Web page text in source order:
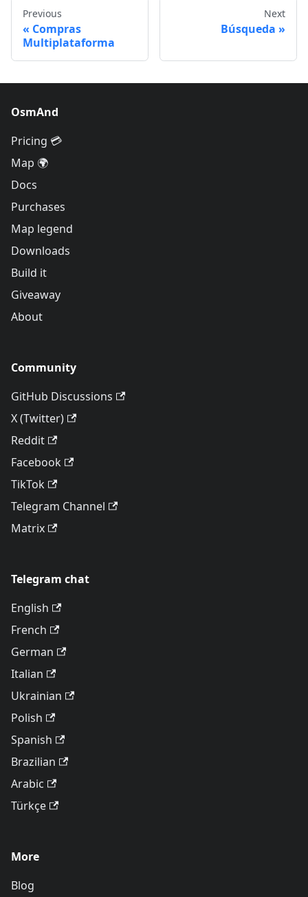
Previous
Compras
Multiplataforma
Next
Búsqueda
OsmAnd
Pricing 💳
Map 🌍
Docs
Purchases
Map legend
Downloads
Build it
Giveaway
About
Community
GitHub Discussions
X (Twitter)
Reddit
Facebook
TikTok
Telegram Channel
Matrix
Telegram chat
English
French
German
Italian
Ukrainian
Polish
Spanish
Brazilian
Arabic
Türkçe
More
Blog